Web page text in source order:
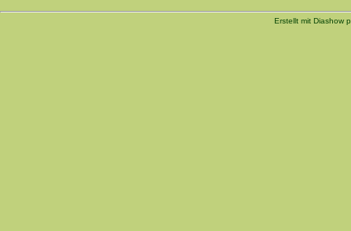
Erstellt mit Diashow